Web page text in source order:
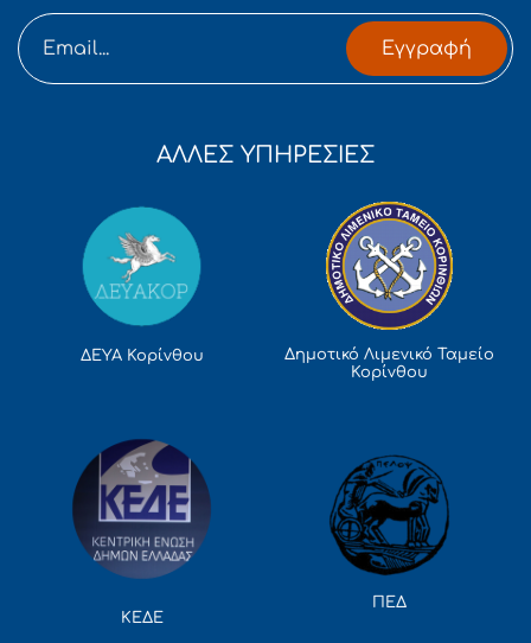
Εγγραφή
ΑΛΛΕΣ ΥΠΗΡΕΣΙΕΣ
ΔΕΥΑ Κορίνθου
Δημοτικό Λιμενικό Ταμείο
Κορίνθου
ΚΕΔΕ
ΠΕΔ